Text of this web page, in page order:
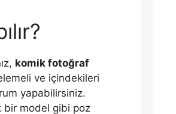
komik fotoğraf
ve içindekileri
yapabilirsiniz.
bir model gibi poz